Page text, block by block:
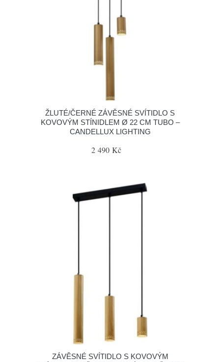
ŽLUTÉ/ČERNÉ ZÁVĚSNÉ SVÍTIDLO S
KOVOVÝM STÍNIDLEM Ø 22 CM TUBO –
CANDELLUX LIGHTING
2 490 Kč
ZÁVĚSNÉ SVÍTIDLO S KOVOVÝM